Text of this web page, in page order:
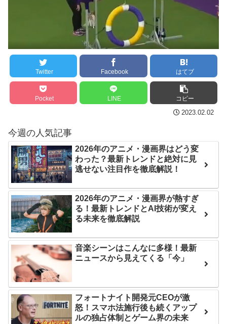
ちゃいけないんですか」 ←
正論なのに俺が悪いのか？
クレバテスⅡ-魔獣の王と
偽りの勇者伝承- 第4話 感
想：敵を探すよりトアの書
を餌に誘き出す作戦！
【画像】発達障害の子ど
分からないらしい
日本が北朝鮮に辛勝し二
次予選3連勝も、海外ファン
は采配に辛辣「おそろしい
内容の後半」「今日の森保
はチキン」
七ツ森りり ご令嬢と召使
いの禁断の恋…1日だけ許さ
れた夫婦としての時間をひ
たすら愛し合う。
Powered by livedoor 相
互RSS
「監督の報復」
すまん熊本やがコンビニ
に食品も水もない
ディズニーが「大課金時
代」に突入！アトラクショ
ンパスがどれもこれも1500
円の課金チケに
海外「日本よ、お前がナ
に世界が衝撃
【第7話予告】水10ドラ
ンディなクリスマスイヴ
2/25(水)
36歳の彼女と結婚したい
のに、家族が猛反対。家族
から信じられない言葉が飛
び出した… 他
滝沢秀明の新オーディショ
ンが“まんまジャニーズ”とフ
ァン衝撃
Twitter Facebook はてブ
Pocket LINE コピー
2023.02.02
今週の人気記事
2026年のアニメ・漫画界はどう変
わった？最新トレンドと絶対に見
逃せない注目作を徹底解説！
2026年のアニメ・漫画界が熱すぎ
る！最新トレンドとAI技術が変え
る未来を徹底解説
音楽シーンはこんなに多様！最新
ニュースから見えてくる「今」
フォートナイト開発元CEOが激
怒！スマホ法施行後も続くアップ
ルの独占体制とゲーム界の未来